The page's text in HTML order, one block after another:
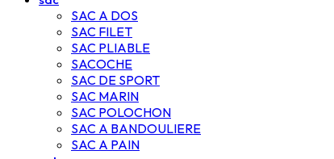
SAC A DOS
SAC FILET
SAC PLIABLE
SACOCHE
SAC DE SPORT
SAC MARIN
SAC POLOCHON
SAC A BANDOULIERE
SAC A PAIN